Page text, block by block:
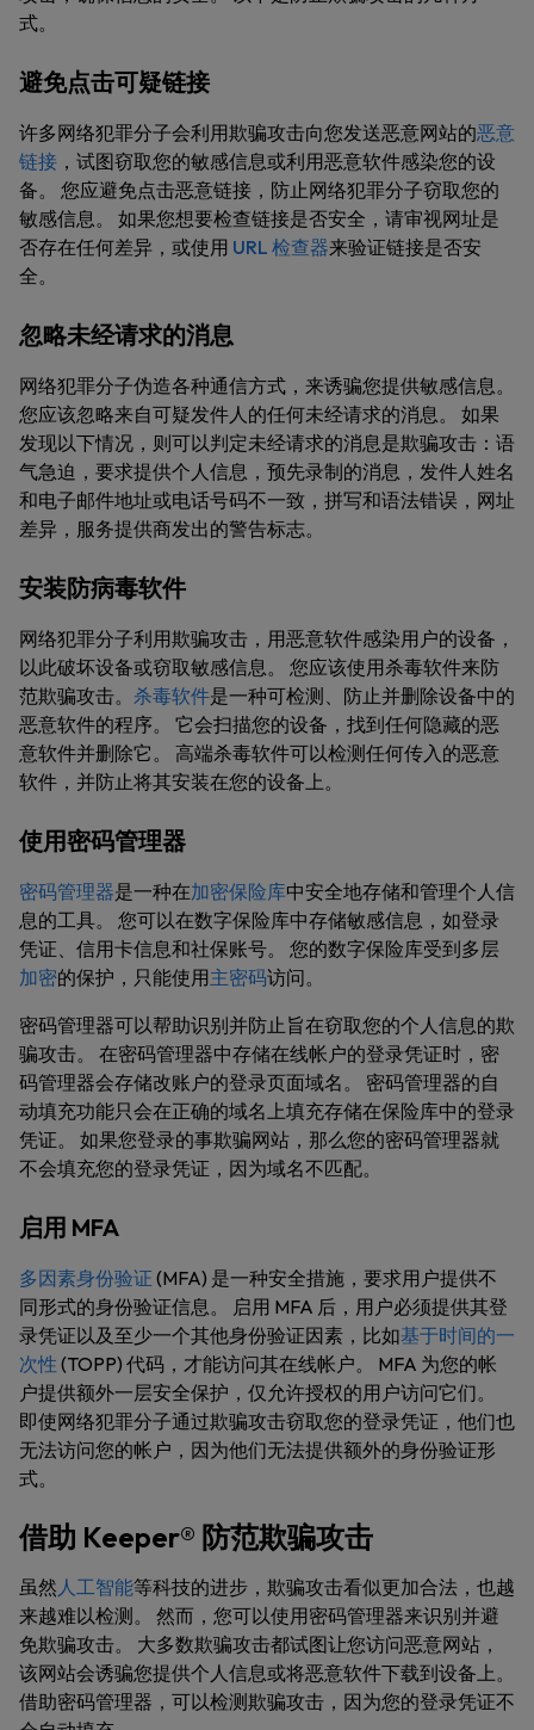
式。
避免点击可疑链接
许多网络犯罪分子会利用欺骗攻击向您发送恶意网站的恶意
链接 ，试图窃取您的敏感信息或利用恶意软件感染您的设
备。 您应避免点击恶意链接，防止网络犯罪分子窃取您的
敏感信息。 如果您想要检查链接是否安全，请审视网址是
否存在任何差异，或使用 URL 检查器来验证链接是否安
全。
忽略未经请求的消息
网络犯罪分子伪造各种通信方式，来诱骗您提供敏感信息。
您应该忽略来自可疑发件人的任何未经请求的消息。 如果
发现以下情况，则可以判定未经请求的消息是欺骗攻击：语
气急迫，要求提供个人信息，预先录制的消息，发件人姓名
和电子邮件地址或电话号码不一致，拼写和语法错误，网址
差异，服务提供商发出的警告标志。
安装防病毒软件
网络犯罪分子利用欺骗攻击，用恶意软件感染用户的设备，
以此破坏设备或窃取敏感信息。 您应该使用杀毒软件来防
范欺骗攻击。 杀毒软件是一种可检测、防止并删除设备中的
恶意软件的程序。 它会扫描您的设备，找到任何隐藏的恶
意软件并删除它。 高端杀毒软件可以检测任何传入的恶意
软件，并防止将其安装在您的设备上。
使用密码管理器
密码管理器是一种在加密保险库中安全地存储和管理个人信
息的工具。 您可以在数字保险库中存储敏感信息，如登录
凭证、信用卡信息和社保账号。 您的数字保险库受到多层
加密的保护，只能使用主密码访问。
密码管理器可以帮助识别并防止旨在窃取您的个人信息的欺
骗攻击。 在密码管理器中存储在线帐户的登录凭证时，密
码管理器会存储改账户的登录页面域名。 密码管理器的自
动填充功能只会在正确的域名上填充存储在保险库中的登录
凭证。 如果您登录的事欺骗网站，那么您的密码管理器就
不会填充您的登录凭证，因为域名不匹配。
启用 MFA
多因素身份验证 (MFA) 是一种安全措施，要求用户提供不
同形式的身份验证信息。 启用 MFA 后，用户必须提供其登
录凭证以及至少一个其他身份验证因素，比如基于时间的一
次性 (TOPP) 代码，才能访问其在线帐户。 MFA 为您的帐
户提供额外一层安全保护，仅允许授权的用户访问它们。
即使网络犯罪分子通过欺骗攻击窃取您的登录凭证，他们也
无法访问您的帐户，因为他们无法提供额外的身份验证形
式。
借助 Keeper® 防范欺骗攻击
虽然 人工智能等科技的进步，欺骗攻击看似更加合法，也越
来越难以检测。 然而，您可以使用密码管理器来识别并避
免欺骗攻击。 大多数欺骗攻击都试图让您访问恶意网站，
该网站会诱骗您提供个人信息或将恶意软件下载到设备上。
借助密码管理器，可以检测欺骗攻击，因为您的登录凭证不